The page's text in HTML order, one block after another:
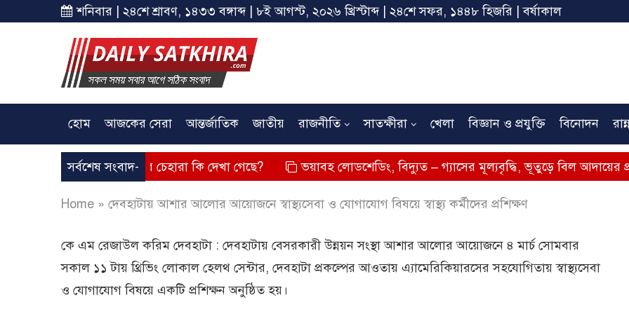
শনিবার | ২৪শে শ্রাবণ, ১৪৩৩ বঙ্গাব্দ | ৮ই আগস্ট, ২০২৬ খ্রিস্টাব্দ | ২৪শে সফর, ১৪৪৮ হিজরি | বর্ষাকাল
হোম আজকের সেরা আন্তর্জাতিক জাতীয় রাজনীতি সাতক্ষীরা খেলা বিজ্ঞান ও প্রযুক্তি বিনোদন
সর্বশেষ সংবাদ-
দিয়েছে? তার চেহারা কি দেখা গেছে? ভয়াবহ লোডশেডিং, বিদ্যুত – গ্যাসের মূল্যবৃদ্ধি, ভূতুড়ে বিল আদায়ের প্রতিবাদে
Home » দেবহাটায় আশার আলোর আয়োজনে স্বাস্থ্যসেবা ও যোগাযোগ বিষয়ে স্বাস্থ্য কর্মীদের প্রশিক্ষণ
কে এম রেজাউল করিম দেবহাটা : দেবহাটায় বেসরকারী উন্নয়ন সংস্থা আশার আলোর আয়োজনে ৪ মার্চ সোমবার
সকাল ১১ টায় থ্রিভিং লোকাল হেলথ সেন্টার, দেবহাটা প্রকল্পের আওতায় এ্যামেরিকিয়ারসের সহযোগিতায় স্বাস্থ্যসেবা
ও যোগাযোগ বিষয়ে একটি প্রশিক্ষন অনুষ্ঠিত হয়।